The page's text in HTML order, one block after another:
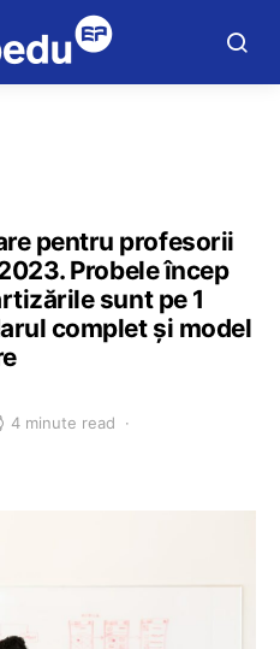
pentru profesorii
Probele încep
sunt pe 1
complet și model
4 minute read